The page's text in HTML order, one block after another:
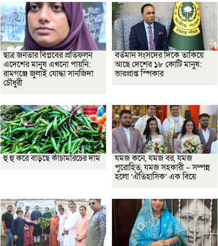
ছাত্র জনতার বিপ্লবের প্রতিফলন
এদেশের মানুষ এখনো পায়নি:
রামগঞ্জে জুলাই যোদ্ধা সানজিদা
চৌধুরী
বর্তমান সংসদের দিকে তাকিয়ে
আছে দেশের ১৮ কোটি মানুষ:
ভারপ্রাপ্ত স্পিকার
হু হু করে বাড়ছে কাঁচামরিচের দাম
যমজ কনে, যমজ বর, যমজ
পুরোহিত, যমজ সহকারী – সম্পন্ন
হলো ‘ঐতিহাসিক’ এক বিয়ে